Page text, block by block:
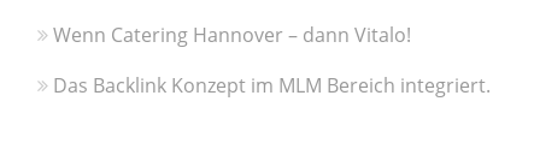
Wenn Catering Hannover – dann Vitalo!
Das Backlink Konzept im MLM Bereich integriert.